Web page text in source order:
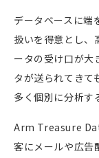
データベースに端
扱いを得意とし、
ータの受け口が大
タが送られてきて
多く個別に分析す
Arm Treasure
客にメールや広告